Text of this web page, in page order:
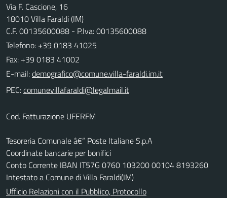
Via F. Cascione, 16
18010 Villa Faraldi (IM)
C.F. 00135600088 - P.Iva: 00135600088
Telefono: +39 0183 41025
Fax: +39 0183 41002
E-mail:
PEC:
Cod. Fatturazione UFERFM
Tesoreria Comunale â€“ Poste Italiane S.p.A
Coordinate bancarie per bonifici
Conto Corrente IBAN IT57G 0760 103200 00104 8193260
Intestato a Comune di Villa Faraldi(IM)
Ufficio Relazioni con il Pubblico, Protocollo